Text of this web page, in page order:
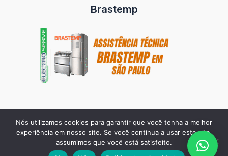
Brastemp
Copyright © 2026 Assistência Técnica Brastemp em São Paulo |
Agendamento Brastemp Via WhastApp:11 97410-0311
Nós utilizamos cookies para garantir que você tenha a melhor
experiência em nosso site. Se você continua a usar este site,
assumimos que você está satisfeito.